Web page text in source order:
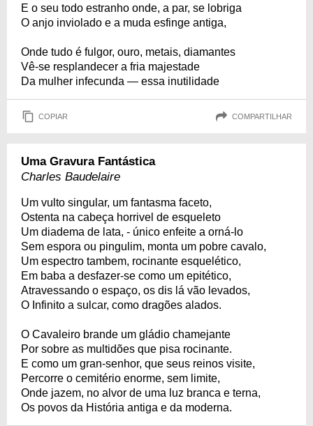
E o seu todo estranho onde, a par, se lobriga
O anjo inviolado e a muda esfinge antiga,
Onde tudo é fulgor, ouro, metais, diamantes
Vê-se resplandecer a fria majestade
Da mulher infecunda — essa inutilidade
COPIAR COMPARTILHAR
Uma Gravura Fantástica
Charles Baudelaire
Um vulto singular, um fantasma faceto,
Ostenta na cabeça horrivel de esqueleto
Um diadema de lata, - único enfeite a orná-lo
Sem espora ou pingulim, monta um pobre cavalo,
Um espectro tambem, rocinante esquelético,
Em baba a desfazer-se como um epitético,
Atravessando o espaço, os dis lá vão levados,
O Infinito a sulcar, como dragões alados.
O Cavaleiro brande um gládio chamejante
Por sobre as multidões que pisa rocinante.
E como um gran-senhor, que seus reinos visite,
Percorre o cemitério enorme, sem limite,
Onde jazem, no alvor de uma luz branca e terna,
Os povos da História antiga e da moderna.